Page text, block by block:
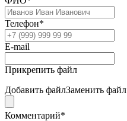
Телефон*
E-mail
Прикрепить файл
Добавить файлЗаменить файл
Комментарий*